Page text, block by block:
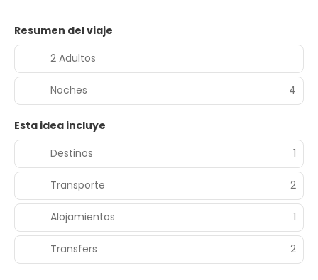
Resumen del viaje
2 Adultos
Noches 4
Esta idea incluye
Destinos
1
Transporte 2
Alojamientos 1
Transfers 2